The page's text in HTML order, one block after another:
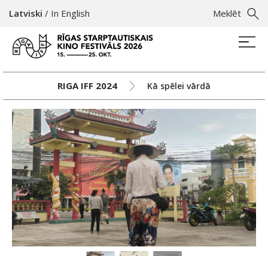
Meklēt
Latviski / In English
RIGA IFF 2024 Kā spēlei vārdā